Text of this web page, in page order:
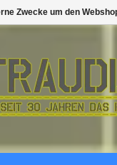
Zwecke um den